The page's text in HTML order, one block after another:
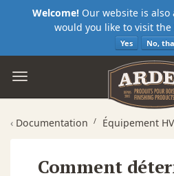
Welcome! Our website is
would you like to visit the
Yes No,
‹ Documentation Équipement
Comment